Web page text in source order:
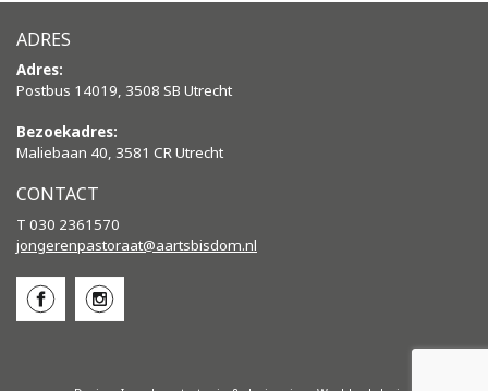
ADRES
Adres:
Postbus 14019, 3508 SB Utrecht
Bezoekadres:
Maliebaan 40, 3581 CR Utrecht
CONTACT
T 030 2361570
jongerenpastoraat@aartsbisdom.nl